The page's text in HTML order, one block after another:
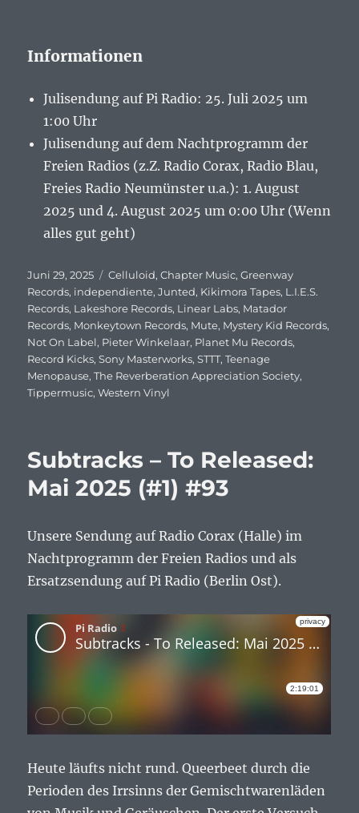
Informationen
Julisendung auf Pi Radio: 25. Juli 2025 um
1:00 Uhr
Julisendung auf dem Nachtprogramm der
Freien Radios (z.Z. Radio Corax, Radio Blau,
Freies Radio Neumünster u.a.): 1. August
2025 und 4. August 2025 um 0:00 Uhr (Wenn
alles gut geht)
Veröffentlicht
am
Juni 29, 2025 Schlagwörter
Celluloid,Chapter Music,Greenway
Records, independiente,Junted, Kikimora Tapes, L.I.E.S.
Records, Lakeshore Records, Linear Labs, Matador
Records, Monkeytown Records, Mute, Mystery Kid Records,
Not On Label, Pieter Winkelaar, Planet Mu Records,
Record Kicks,Sony Masterworks,STTT,Teenage
Menopause,The Reverberation Appreciation Society,
Tippermusic,Western Vinyl
Subtracks – To Released:
Mai 2025 (#1) #93
Unsere Sendung auf Radio Corax (Halle) im
Nachtprogramm der Freien Radios und als
Ersatzsendung auf Pi Radio (Berlin Ost).
Heute läufts nicht rund. Queerbeet durch die
Perioden des Irrsinns der Gemischtwarenläden